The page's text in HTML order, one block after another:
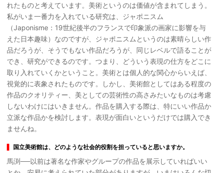
れたものと考えています。美術というのは価値が含まれてしまう。
私がいま一番力を入れている研究は、ジャポニスム
（Japonisme：19世紀後半のフランスで印象派の画家に影響を与
えた日本趣味）なのですが、ジャポニスムというのは素晴らしい作
品だろうが、そうでもない作品だろうが、同じレベルで語ることが
でき、研究ができるのです。つまり、どういう表現の仕方をどこに
取り入れていくかということ。美術とは個人的な関心からいえば、
視覚的に表象されたものです。しかし、美術館としてはある程度の
作品のクオリティー、美としての芸術性の高さみたいなものは考慮
しないわけにはいきません。作品を購入する際は、特にいい作品か
立派な作品かを検討します。表現が面白いというだけでは購入でき
ませんね。
国立美術館は、どのような社会的役割を担っていると思いますか。
馬渕──以前は著名な作家やグループの作品を展示していればいい